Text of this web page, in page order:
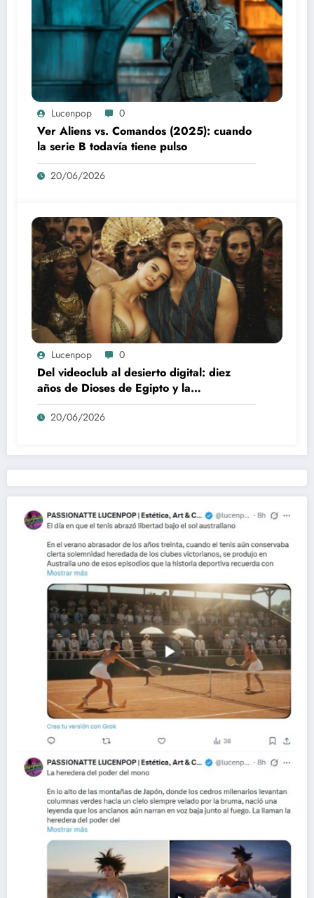
Lucenpop 0
Ver Aliens vs. Comandos (2025): cuando
la serie B todavía tiene pulso
20/06/2026
Lucenpop 0
Del videoclub al desierto digital: diez
años de Dioses de Egipto y la
desaparición del blockbuster sin
complejos
20/06/2026